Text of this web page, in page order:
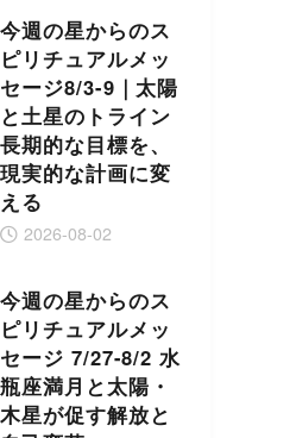
今週の星からのス
ピリチュアルメッ
セージ8/3-9｜太陽
と土星のトライン
長期的な目標を、
現実的な計画に変
える
2026-08-02
今週の星からのス
ピリチュアルメッ
セージ 7/27-8/2 水
瓶座満月と太陽・
木星が促す解放と